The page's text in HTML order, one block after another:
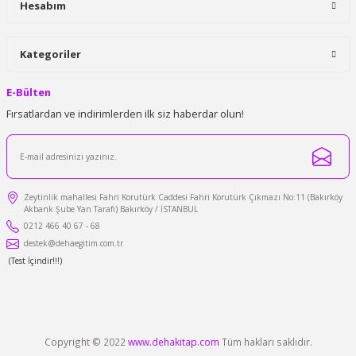
Faber Castel Broadpen 1554
64,99 TL + KDV
41,25 TL + KDV
%16
Hesabım
Kategoriler
E-Bülten
Fırsatlardan ve indirimlerden ilk siz haberdar olun!
Zeytinlik mahallesi Fahri Korutürk Caddesi Fahri Korutürk Çıkmazı No:11 (Bakırköy
Akbank Şube Yan Tarafı) Bakırköy / İSTANBUL
0212 466 40 67 - 68
destek@dehaegitim.com.tr
(Test İçindir!!!)
Copyright © 2022 www.dehakitap.com Tüm hakları saklıdır.